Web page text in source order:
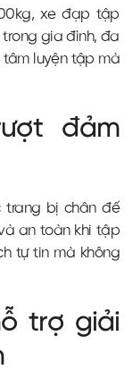
xe đạp tập
trong gia đình, đa
luyện tập mà
đảm
trang bị chân đế
an toàn khi tập
tự tin mà không
trợ giải